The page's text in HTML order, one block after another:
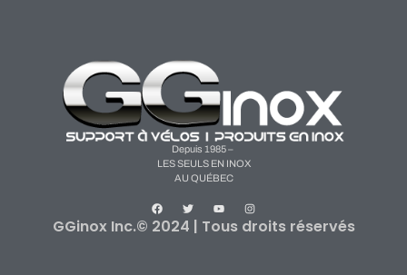
Depuis 1985 –
LES SEULS EN INOX
AU QUÉBEC
GGinox Inc.© 2024 | Tous droits réservés